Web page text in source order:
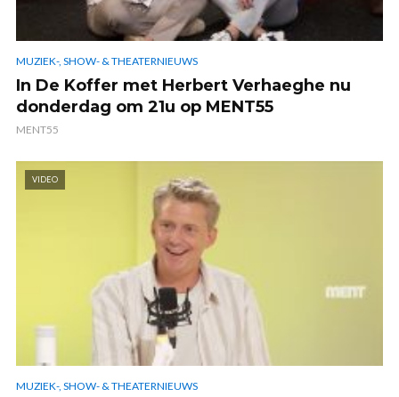
MUZIEK-, SHOW- & THEATERNIEUWS
In De Koffer met Herbert Verhaeghe nu
donderdag om 21u op MENT55
MENT55
VIDEO
MUZIEK-, SHOW- & THEATERNIEUWS